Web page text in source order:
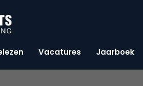
Vacatures Jaarboek